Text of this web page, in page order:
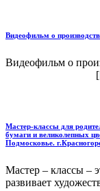
Видеофильм о
Видеофильм о
Мастер-классы для
бумаги и великолепных
Подмосковье.
Мастер – классы –
развивает